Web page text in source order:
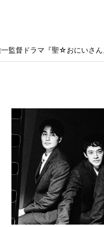
監督ドラマ『聖☆おにいさん